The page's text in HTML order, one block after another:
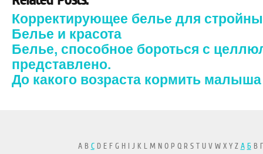
Корректирующее белье для
Белье и красота
Белье, способное бороться с
представлено.
До какого возраста кормить
A B CD E F G H I J K L M N O P Q R S T U V W X Y Z А БВ